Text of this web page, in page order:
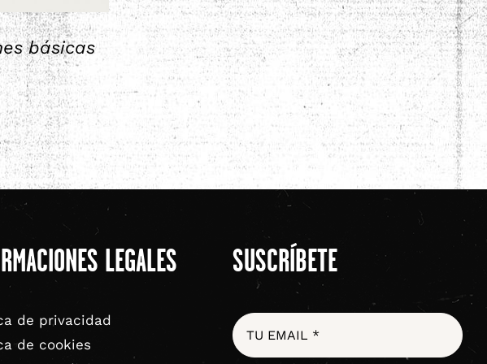
básicas
LEGALES
de privacidad
de cookies
SUSCRÍBETE